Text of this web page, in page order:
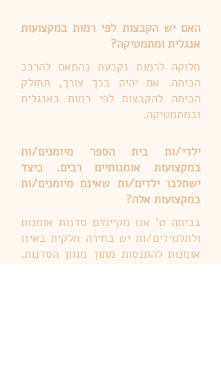
האם יש הקבצות לפי רמות במקצועות
אנגלית ומתמטיקה?
חלוקה לרמות נקבעת בהתאם להרכב
הכיתה. אם יהיה בכך צורך, תחולק
הכיתה להקבצות לפי רמות באנגלית
ובמתמטיקה.
ילדי/ות בית הספר מיומנים/ות
במקצועות אומנותיים רבים. כיצד
ישתלבו ילדים/ות שאינם מיומנים/ות
במקצועות אלה?
בכיתה ט' אנו מקיימים סדנות אומנות
ולתלמידים/ות יש בחירה חלקית באיזו
אומנות להתנסות מתוך מגוון הסדנות.